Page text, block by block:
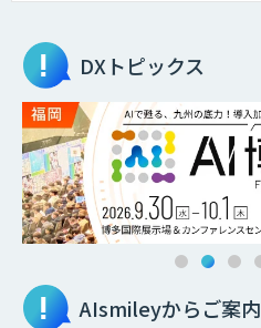
DXトピックス
AIsmileyからご案内